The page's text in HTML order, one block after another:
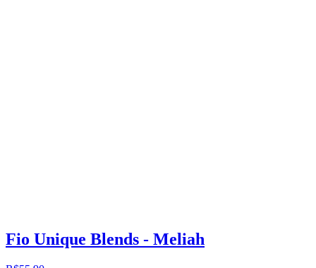
Fio Unique Blends - Meliah